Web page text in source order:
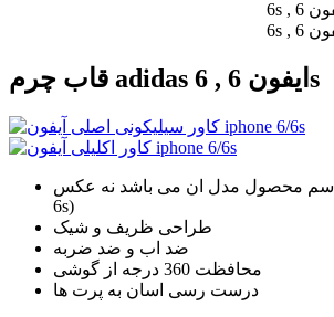
قاب چرم adidas ایفون 6 , 6s
اسم محصول مدل ان می باشد نه عکس (مناسب ایفون 6 و
6s)
طراحی ظریف و شیک
ضد اب و ضد ضربه
محافظت 360 درجه از گوشی
درست رسی اسان به پرت ها